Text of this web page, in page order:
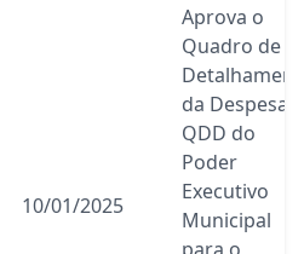
10/01/2025
Aprova o
Quadro de
da Despesa –
QDD do
Poder
Executivo
Municipal